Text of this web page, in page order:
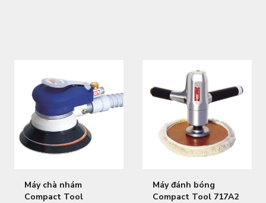
Máy chà nhám
Compact Tool
Máy đánh bóng
Compact Tool 717A2